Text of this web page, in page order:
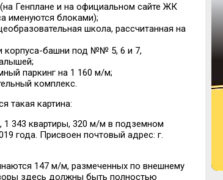
Генплане и на официальном сайте ЖК
именуются блоками);
школа, рассчитанная на
корпуса-башни под №№ 5, 6 и 7,
паркинг на 1 160 м/м;
комплекс.
такая картина:
343 квартиры, 320 м/м в подземном
года. Присвоен почтовый адрес: г.
147 м/м, размеченных по внешнему
здесь должны быть полностью